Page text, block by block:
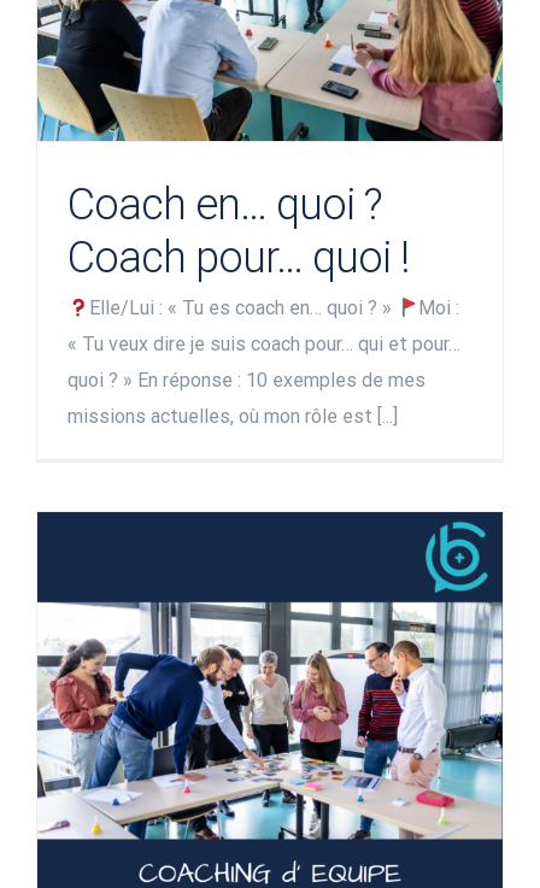
Coach en… quoi ?
Coach pour… quoi !
Elle/Lui : « Tu es coach en… quoi ? »
Moi :
« Tu veux dire je suis coach pour… qui et pour…
quoi ? » En réponse : 10 exemples de mes
missions actuelles, où mon rôle est [...]